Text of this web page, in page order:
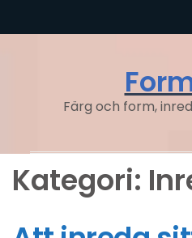
Färg och form,
Kategori: